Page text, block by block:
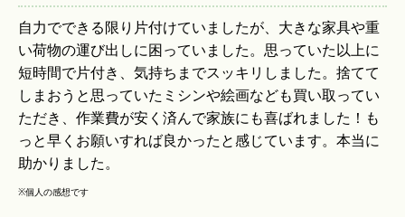
自力でできる限り片付けていましたが、大きな家具や重
い荷物の運び出しに困っていました。思っていた以上に
短時間で片付き、気持ちまでスッキリしました。捨てて
しまおうと思っていたミシンや絵画なども買い取ってい
ただき、作業費が安く済んで家族にも喜ばれました！も
っと早くお願いすれば良かったと感じています。本当に
助かりました。
※個人の感想です